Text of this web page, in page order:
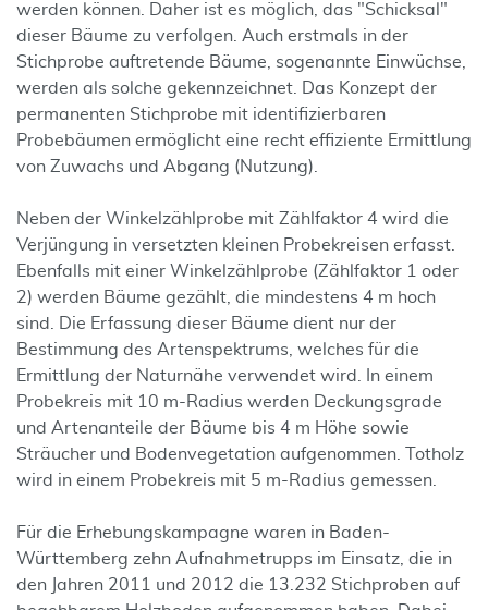
werden können. Daher ist es möglich, das "Schicksal"
dieser Bäume zu verfolgen. Auch erstmals in der
Stichprobe auftretende Bäume, sogenannte Einwüchse,
werden als solche gekennzeichnet. Das Konzept der
permanenten Stichprobe mit identifizierbaren
Probebäumen ermöglicht eine recht effiziente Ermittlung
von Zuwachs und Abgang (Nutzung).
Neben der Winkelzählprobe mit Zählfaktor 4 wird die
Verjüngung in versetzten kleinen Probekreisen erfasst.
Ebenfalls mit einer Winkelzählprobe (Zählfaktor 1 oder
2) werden Bäume gezählt, die mindestens 4 m hoch
sind. Die Erfassung dieser Bäume dient nur der
Bestimmung des Artenspektrums, welches für die
Ermittlung der Naturnähe verwendet wird. In einem
Probekreis mit 10 m-Radius werden Deckungsgrade
und Artenanteile der Bäume bis 4 m Höhe sowie
Sträucher und Bodenvegetation aufgenommen. Totholz
wird in einem Probekreis mit 5 m-Radius gemessen.
Für die Erhebungskampagne waren in Baden-
Württemberg zehn Aufnahmetrupps im Einsatz, die in
den Jahren 2011 und 2012 die 13.232 Stichproben auf